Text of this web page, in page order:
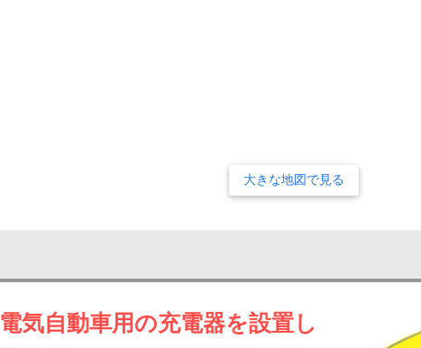
大きな地図で見る
電気自動車用の充電器を設置し